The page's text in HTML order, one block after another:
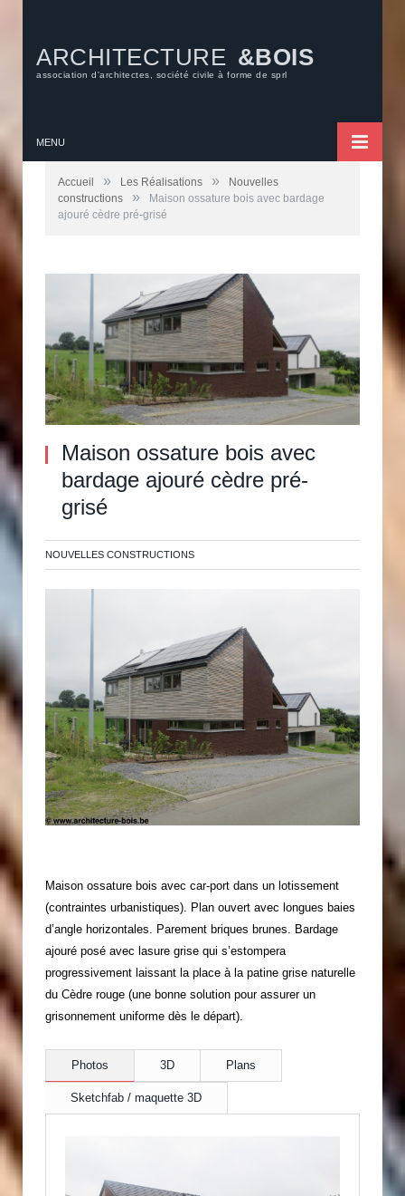
ARCHITECTURE &BOIS
association d'architectes, société civile à forme de sprl
MENU
Accueil » Les Réalisations »
Nouvelles
constructions
»
Maison ossature bois avec bardage
ajouré cèdre pré-grisé
Maison ossature bois avec
bardage ajouré cèdre pré-
grisé
NOUVELLES CONSTRUCTIONS
Maison ossature bois avec car-port dans un lotissement
(contraintes urbanistiques). Plan ouvert avec longues baies
d’angle horizontales. Parement briques brunes. Bardage
ajouré posé avec lasure grise qui s’estompera
progressivement laissant la place à la patine grise naturelle
du Cèdre rouge (une bonne solution pour assurer un
grisonnement uniforme dès le départ).
Photos 3D Plans
Sketchfab / maquette 3D